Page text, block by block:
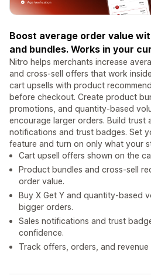
Boost average order value
and bundles. Works in your
Nitro helps merchants increase
and cross-sell offers that work
cart upsells with product
before checkout. Create product
promotions, and quantity-based
encourage larger orders. Build trust
notifications and trust badges. Set
feature and turn on only what your
Cart upsell offers shown on the
Product bundles and cross-sell
order value.
Buy X Get Y and quantity-based
bigger orders.
Sales notifications and trust
confidence.
Track offers, orders, and